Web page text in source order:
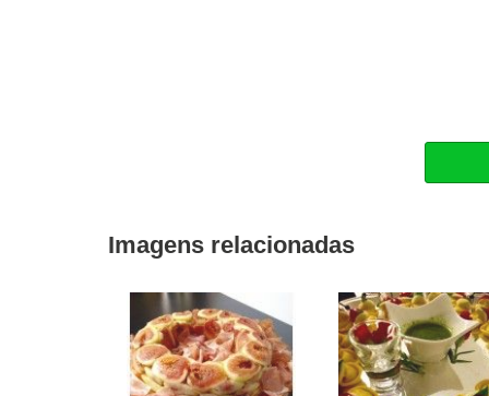
Imagens relacionadas